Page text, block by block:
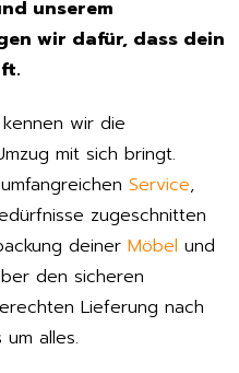
unserem
wir dafür, dass dein
wir die
mit sich bringt.
Service,
zugeschnitten
deiner Möbel und
den sicheren
Lieferung nach
alles.